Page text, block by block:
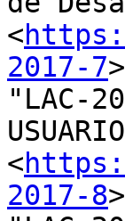
<
2017-7>
"LAC-
<
2017-8>